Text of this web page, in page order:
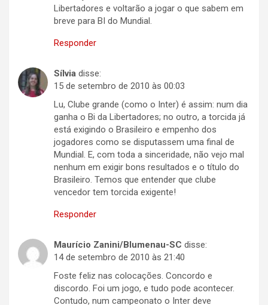
Libertadores e voltarão a jogar o que sabem em
breve para BI do Mundial.
Responder
Sílvia disse:
15 de setembro de 2010 às 00:03
Lu, Clube grande (como o Inter) é assim: num dia
ganha o Bi da Libertadores; no outro, a torcida já
está exigindo o Brasileiro e empenho dos
jogadores como se disputassem uma final de
Mundial. E, com toda a sinceridade, não vejo mal
nenhum em exigir bons resultados e o título do
Brasileiro. Temos que entender que clube
vencedor tem torcida exigente!
Responder
Maurício Zanini/Blumenau-SC disse:
14 de setembro de 2010 às 21:40
Foste feliz nas colocações. Concordo e
discordo. Foi um jogo, e tudo pode acontecer.
Contudo, num campeonato o Inter deve